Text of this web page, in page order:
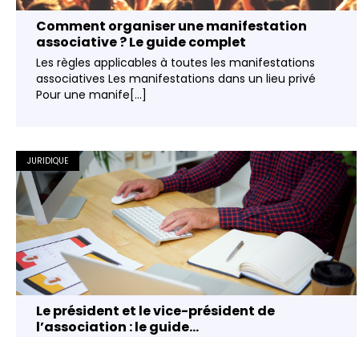
Comment organiser une manifestation
associative ? Le guide complet
Les règles applicables à toutes les manifestations
associatives Les manifestations dans un lieu privé
Pour une manife[...]
JURIDIQUE
Le président et le vice-président de
l’association : le guide...